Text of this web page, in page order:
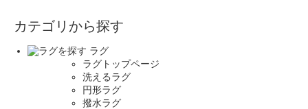
カテゴリから探す
ラグ
ラグトップページ
洗えるラグ
円形ラグ
撥水ラグ